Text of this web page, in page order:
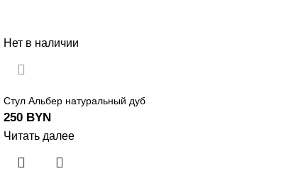
Нет в наличии
Стул Альбер натуральный дуб
250 BYN
Читать далее